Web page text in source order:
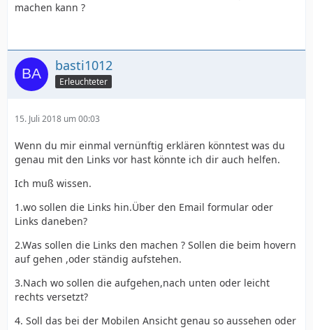
machen kann ?
basti1012
Erleuchteter
15. Juli 2018 um 00:03
Wenn du mir einmal vernünftig erklären könntest was du
genau mit den Links vor hast könnte ich dir auch helfen.
Ich muß wissen.
1.wo sollen die Links hin.Über den Email formular oder
Links daneben?
2.Was sollen die Links den machen ? Sollen die beim hovern
auf gehen ,oder ständig aufstehen.
3.Nach wo sollen die aufgehen,nach unten oder leicht
rechts versetzt?
4. Soll das bei der Mobilen Ansicht genau so aussehen oder